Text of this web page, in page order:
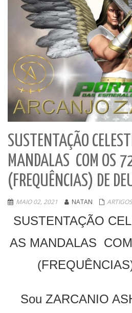
SUSTENTAÇÃO
MANDALAS COM OS
(FREQUÊNCIAS) DE
MAIO 02, 2021 NATAN ARTIGOS
SUSTENTAÇÃO
AS MANDALAS
Sou ZARCANIO